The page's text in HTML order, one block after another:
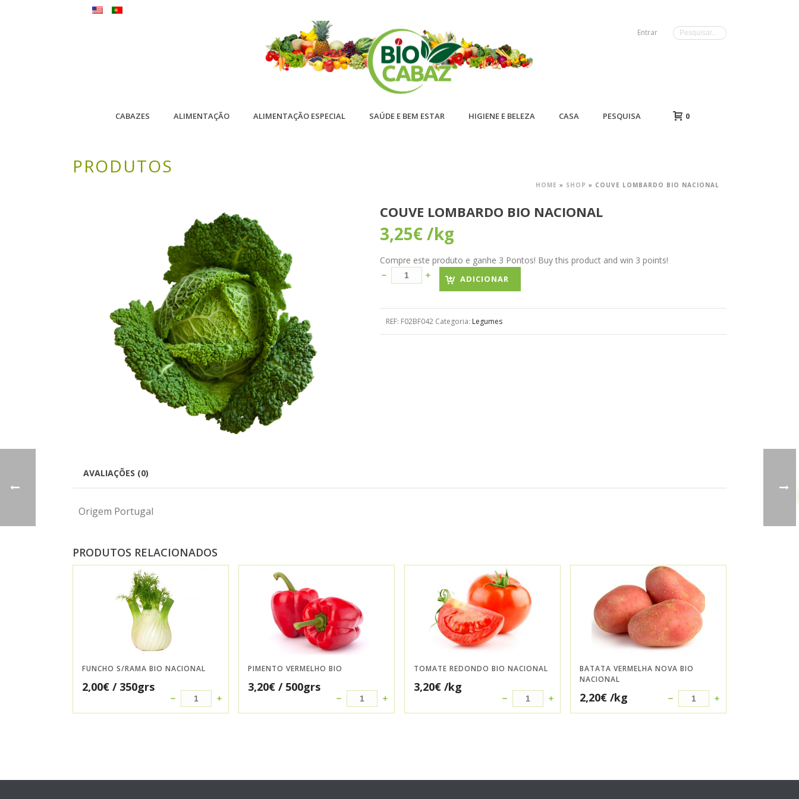
Entrar
CABAZES ALIMENTAÇÃO ALIMENTAÇÃO ESPECIAL SAÚDE E BEM ESTAR HIGIENE E BELEZA CASA PESQUISA 0
PRODUTOS
HOME » SHOP » COUVE LOMBARDO BIO NACIONAL
COUVE LOMBARDO BIO NACIONAL
3,25€/kg
Compre este produto e ganhe 3 Pontos! Buy this product and win 3 points!
ADICIONAR
REF: F02BF042 Categoria: Legumes
AVALIAÇÕES (0)
Origem Portugal
PRODUTOS RELACIONADOS
FUNCHO S/RAMA BIO NACIONAL
2,00€ / 350grs
PIMENTO VERMELHO BIO
3,20€ / 500grs
TOMATE REDONDO BIO NACIONAL
3,20€ /kg
BATATA VERMELHA NOVA BIO
NACIONAL
2,20€ /kg